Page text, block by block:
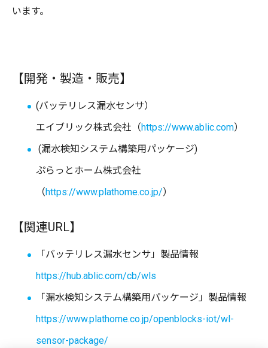
います。
【開発・製造・販売】
(バッテリレス漏水センサ）
エイブリック株式会社（https://www.ablic.com）
(漏水検知システム構築用パッケージ)
ぷらっとホーム株式会社
（https://www.plathome.co.jp/）
【関連URL】
「バッテリレス漏水センサ」製品情報
https://hub.ablic.com/cb/wls
「漏水検知システム構築用パッケージ」製品情報
https://www.plathome.co.jp/openblocks-iot/wl-
sensor-package/